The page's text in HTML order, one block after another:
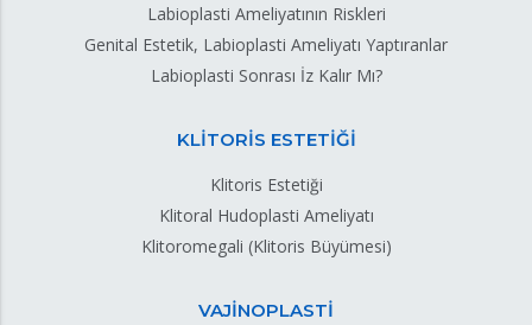
Labioplasti Ameliyatının Riskleri
Genital Estetik, Labioplasti Ameliyatı Yaptıranlar
Labioplasti Sonrası İz Kalır Mı?
KLİTORİS ESTETİĞİ
Klitoris Estetiği
Klitoral Hudoplasti Ameliyatı
Klitoromegali (Klitoris Büyümesi)
VAJİNOPLASTİ